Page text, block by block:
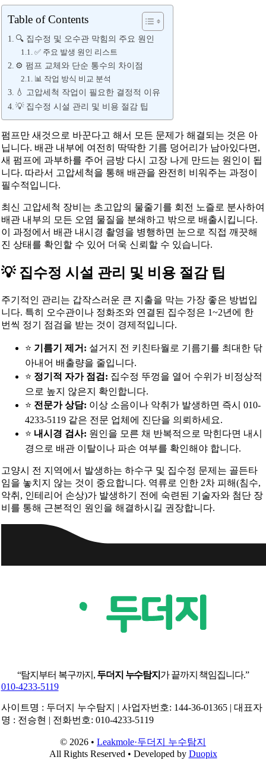
Table of Contents
🔍 집수정 및 오수관 막힘의 주요 원인
✅ 주요 발생 원인 리스트
⚙️ 펌프 교체와 단순 통수의 차이점
📊 작업 방식 비교 분석
💧 고압세척 작업이 필요한 결정적 이유
💡 집수정 시설 관리 및 비용 절감 팁
펌프만 새것으로 바꾼다고 해서 모든 문제가 해결되는 것은 아
닙니다. 배관 내부에 여전히 딱딱한 기름 덩어리가 남아있다면,
새 펌프에 과부하를 주어 금방 다시 고장 나게 만드는 원인이 됩
니다. 따라서 고압세척을 통해 배관을 완전히 비워주는 과정이
필수적입니다.
최신 고압세척 장비는 초고압의 물줄기를 회전 노즐로 분사하여
배관 내부의 모든 오염 물질을 분쇄하고 밖으로 배출시킵니다.
이 과정에서 배관 내시경 촬영을 병행하면 눈으로 직접 깨끗해
진 상태를 확인할 수 있어 더욱 신뢰할 수 있습니다.
💡 집수정 시설 관리 및 비용 절감 팁
주기적인 관리는 갑작스러운 큰 지출을 막는 가장 좋은 방법입
니다. 특히 오수관이나 정화조와 연결된 집수정은 1~2년에 한
번씩 정기 점검을 받는 것이 경제적입니다.
⭐ 기름기 제거: 설거지 전 키친타월로 기름기를 최대한 닦
아내어 배출량을 줄입니다.
⭐ 정기적 자가 점검: 집수정 뚜껑을 열어 수위가 비정상적
으로 높지 않은지 확인합니다.
⭐ 전문가 상담: 이상 소음이나 악취가 발생하면 즉시 010-
4233-5119 같은 전문 업체에 진단을 의뢰하세요.
⭐ 내시경 검사: 원인을 모른 채 반복적으로 막힌다면 내시
경으로 배관 이탈이나 파손 여부를 확인해야 합니다.
고양시 전 지역에서 발생하는 하수구 및 집수정 문제는 골든타
임을 놓치지 않는 것이 중요합니다. 역류로 인한 2차 피해(침수,
악취, 인테리어 손상)가 발생하기 전에 숙련된 기술자와 첨단 장
비를 통해 근본적인 원인을 해결하시길 권장합니다.
“탐지부터 복구까지, 두더지 누수탐지 가 끝까지 책임집니다.”
010-4233-5119
사이트명 : 두더지 누수탐지 | 사업자번호: 144-36-01365 | 대표자
명 : 전승현 | 전화번호: 010-4233-5119
© 2026 • Leakmole·두더지 누수탐지
All Rights Reserved • Developed by Duopix